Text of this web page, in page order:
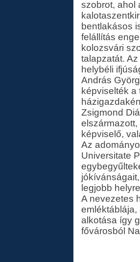
szobrot, ahol
bentlakásos
felállítás
kolozsvári
talapzatát.
helybéli
András
képviselték a
Zsigmond
képviselő,
Az
Universitate
legjobb
A nevezetes
emléktáblája,
alkotása így
fővárosból